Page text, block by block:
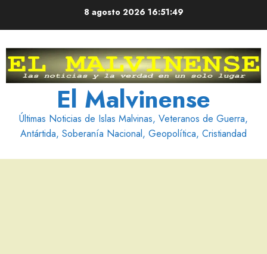
8 agosto 2026 16:51:50
El Malvinense
Últimas Noticias de Islas Malvinas, Veteranos de Guerra,
Antártida, Soberanía Nacional, Geopolítica, Cristiandad